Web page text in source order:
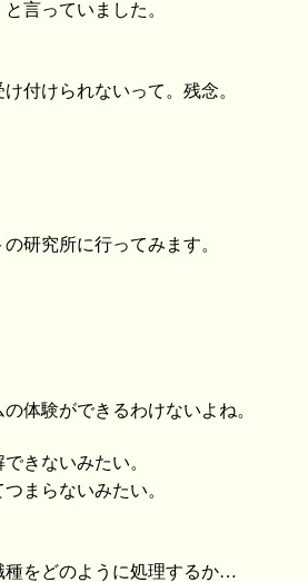
言っていました。
付けられないって。残念。
研究所に行ってみます。
体験ができるわけないよね。
きないみたい。
まらないみたい。
種をどのように処理するか…